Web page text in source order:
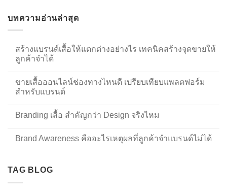
บทความอ่านล่าสุด
สร้างแบรนด์เสื้อให้แตกต่างอย่างไร เทคนิคสร้างจุดขายให้
ลูกค้าจำได้
ขายเสื้อออนไลน์ช่องทางไหนดี เปรียบเทียบแพลตฟอร์ม
สำหรับแบรนด์
Branding เสื้อ สำคัญกว่า Design จริงไหม
Brand Awareness คืออะไรเหตุผลที่ลูกค้าจำแบรนด์ไม่ได้
TAG BLOG